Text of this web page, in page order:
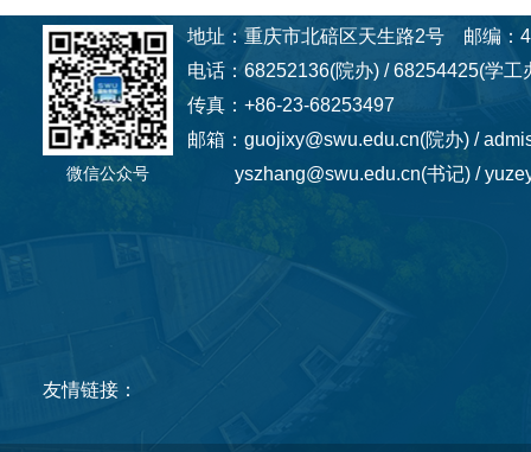
微信公众号
地址：重庆市北碚区天生路2号 邮编：
电话：68252136(院办) / 68254425(学
传真：+86-23-68253497
邮箱：guojixy@swu.edu.cn(院办) /
yszhang@swu.edu.cn(书记) /
友情链接：